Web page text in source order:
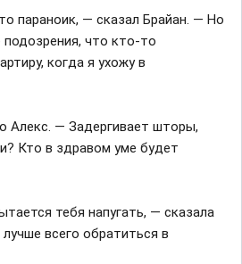
параноик, — сказал Брайан. — Но
что кто-то
когда я ухожу в
Алекс. — Задергивает шторы,
Кто в здравом уме будет
тебя напугать, — сказала
всего обратиться в